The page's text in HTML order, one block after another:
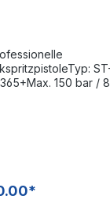
150 bar /